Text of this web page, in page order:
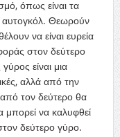
όπως είναι τα
αυτογκόλ. Θεωρούν
να είναι ευρεία
στον δεύτερο
είναι μια
αλλά από την
τον δεύτερο θα
να καλυφθεί
δεύτερο γύρο.